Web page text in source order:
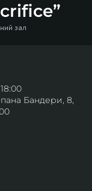
зал
Бандери, 8,